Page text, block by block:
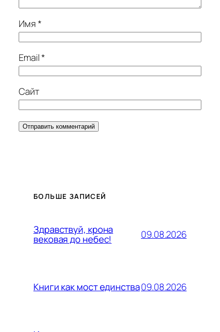
Имя*
Email*
Сайт
БОЛЬШЕ ЗАПИСЕЙ
Здравствуй, крона
вековая до небес! 09.08.2026
Книги как мост единства09.08.2026